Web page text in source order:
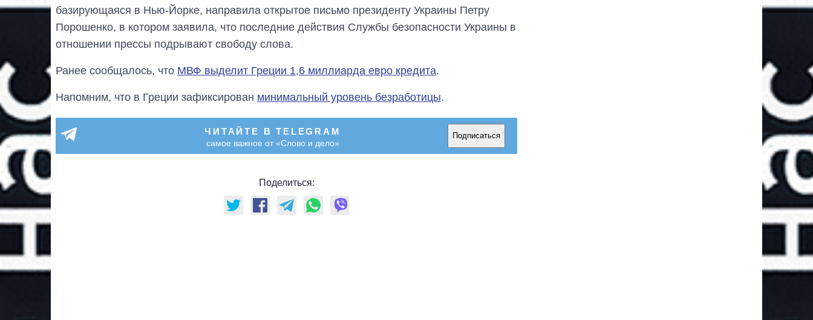
базирующаяся в Нью-Йорке, направила открытое письмо президенту Украины Петру
Порошенко, в котором заявила, что последние действия Службы безопасности Украины в
отношении прессы подрывают свободу слова.
Ранее сообщалось, что МВФ выделит Греции 1,6 миллиарда евро кредита.
Напомним, что в Греции зафиксирован минимальный уровень безработицы.
ЧИТАЙТЕ В TELEGRAM
самое важное от «Слово и дело»
Подписаться
Поделиться: